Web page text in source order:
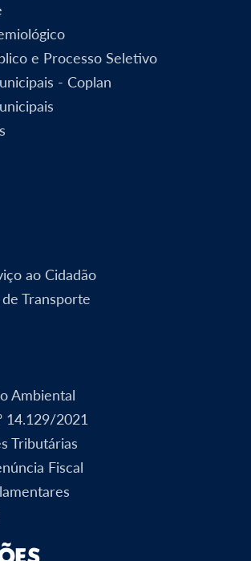
e Processo Seletivo
- Coplan
ao Cidadão
Transporte
Ambiental
14.129/2021
Tributárias
Fiscal